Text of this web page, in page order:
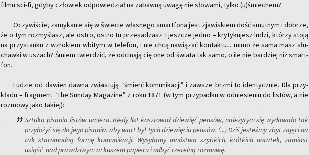
filmu sci-fi, gdyby czło­wiek od­po­wie­dział na za­baw­ną uwagę nie sło­wa­mi, tylko (u)śmie­chem?
Oczy­wi­ście, za­my­ka­nie się w świe­cie wła­sne­go smart­fo­na jest zja­wi­skiem dość smut­nym i do­brze,
że o tym roz­my­ślasz, ale ostro, ostro tu prze­sa­dzasz. I jesz­cze jedno – kry­ty­ku­jesz ludzi, któ­rzy stoją
na przy­stan­ku z wzro­kiem wbi­tym w te­le­fon, i nie chcą na­wią­zać kon­tak­tu... mimo że sama masz słu­
chaw­ki w uszach? Śmiem twier­dzić, że od­ci­na­ją cię one od świa­ta tak samo, o ile nie bar­dziej niż smart­
fon.
Lu­dzie od da­wien dawna zwia­stu­ją “śmierć ko­mu­ni­ka­cji” i za­wsze brzmi to iden­tycz­nie. Dla przy­
kła­du – frag­ment “The Sun­day Ma­ga­zi­ne” z roku 1871 (w tym przy­pad­ku w od­nie­sie­niu do li­stów, a nie
roz­mo­wy jako ta­kiej):
Sztu­ka pi­sa­nia li­stów umie­ra. Kiedy list kosz­to­wał dzie­więć pen­sów, na­le­ży­tym się wy­da­wa­ło tak
przy­ło­żyć się do jego pi­sa­nia, aby wart był tych dzie­wię­ciu pen­sów. (...) Dziś je­ste­śmy zbyt za­ję­ci na
tak sta­ro­mod­ną formę ko­mu­ni­ka­cji. Wy­sy­ła­my mnó­stwa szyb­kich, krót­kich no­ta­tek, za­miast
usiąść nad praw­dzi­wym ar­ku­szem pa­pie­ru i odbyć rze­tel­ną roz­mo­wę.